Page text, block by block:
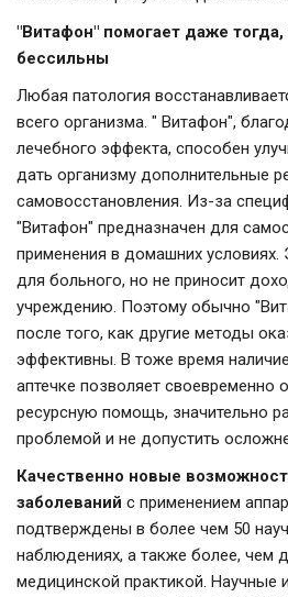
"Витафон" помогает даже
бессильны
Любая патология
всего организма. " Витафон",
лечебного эффекта, способен
дать организму дополнительные
самовосстановления. Из-за
"Витафон" предназначен для
применения в домашних
для больного, но не приносит
учреждению. Поэтому обычно
после того, как другие методы
эффективны. В тоже время
аптечке позволяет своевременно
ресурсную помощь, значительно
проблемой и не допустить
Качественно новые
заболеваний с применением
подтверждены в более чем 50
наблюдениях, а также более, чем
медицинской практикой. Научные